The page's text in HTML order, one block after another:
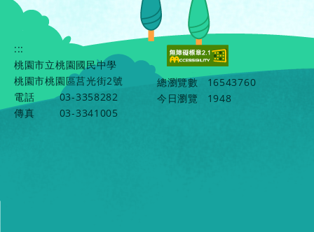
:::
桃園市立桃園國民中學
桃園市桃園區莒光街2號
電話
03-3358282
傳真
03-3341005
總瀏覽數
16543760
今日瀏覽
1948